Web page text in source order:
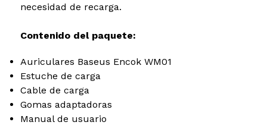
necesidad de recarga.
Contenido del paquete:
Auriculares Baseus Encok WM01
Estuche de carga
Cable de carga
Gomas adaptadoras
Manual de usuario